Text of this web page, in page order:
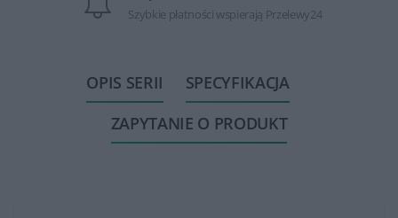
Szybkie płatności wspierają Przelewy24
OPIS SERII
SPECYFIKACJA
ZAPYTANIE O PRODUKT